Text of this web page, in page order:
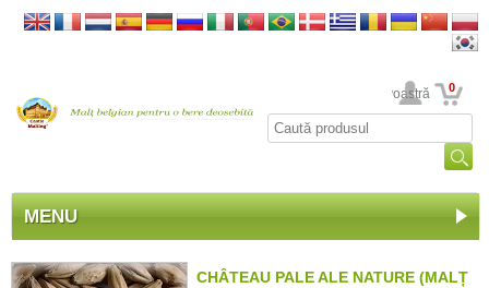
Contul dumneavoastră 0
MENU
CHÂTEAU PALE ALE NATURE (MALȚ